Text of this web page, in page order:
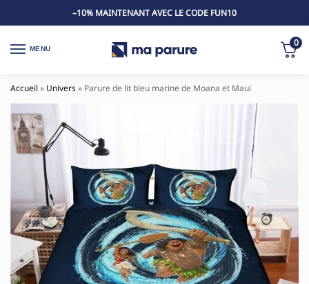
–10% MAINTENANT AVEC LE CODE FUN10
MENU
0
Accueil » Univers» Parure de lit bleu marine de Moana et Maui